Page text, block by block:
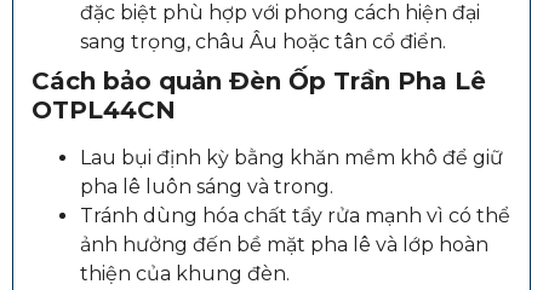
đặc biệt phù hợp với phong cách hiện đại
sang trọng, châu Âu hoặc tân cổ điển.
Cách bảo quản Đèn Ốp Trần Pha Lê
OTPL44CN
Lau bụi định kỳ bằng khăn mềm khô để giữ
pha lê luôn sáng và trong.
Tránh dùng hóa chất tẩy rửa mạnh vì có thể
ảnh hưởng đến bề mặt pha lê và lớp hoàn
thiện của khung đèn.